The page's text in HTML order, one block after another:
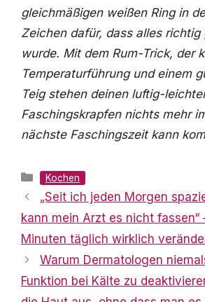
gleichmäßigen weißen Ring in
Zeichen dafür, dass alles richtig
wurde. Mit dem Rum-Trick, der
Temperaturführung und einem
Teig stehen deinen luftig-
Faschingskrapfen nichts mehr
nächste Faschingszeit kann
Kategorien
Kochen
„Seit ich jeden Morgen
kann mein Arzt es nicht fassen“
Minuten täglich wirklich
Warum Dermatologen
Funktion bei Kälte zu